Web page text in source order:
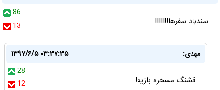
86
13
سندباد سفرها!!!!!!!
مهدی:
۱۳۹۷/۶/۵ ۰۳:۳۷:۳۵
28
12
قشنگ مسخره بازیه!